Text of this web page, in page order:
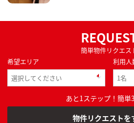
簡単物件リクエス
希望エリア
利用人
あと1ステップ！簡単
物件リクエストを